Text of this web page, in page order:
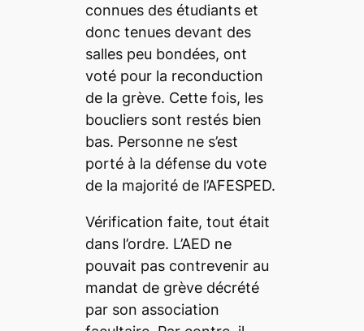
connues des étudiants et
donc tenues devant des
salles peu bondées, ont
voté pour la reconduction
de la grève. Cette fois, les
boucliers sont restés bien
bas. Personne ne s’est
porté à la défense du vote
de la majorité de l’AFESPED.
Vérification faite, tout était
dans l’ordre. L’AED ne
pouvait pas contrevenir au
mandat de grève décrété
par son association